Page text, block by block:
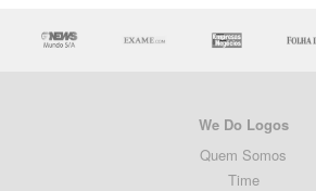
We Do Logos
Quem Somos
Time